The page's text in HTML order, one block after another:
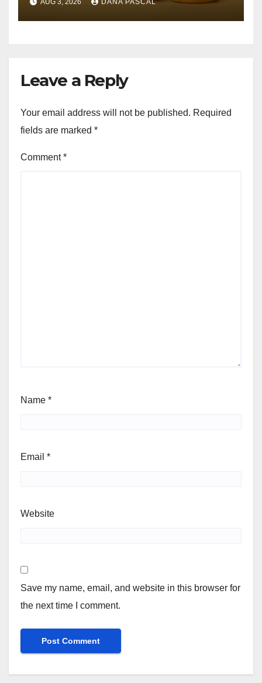
O nouă zi”, la preț special
AUG 3, 2026 DANA PASCAL
Leave a Reply
Your email address will not be published. Required
fields are marked *
Comment*
Name *
Email *
Website
Save my name, email, and website in this browser for
the next time I comment.